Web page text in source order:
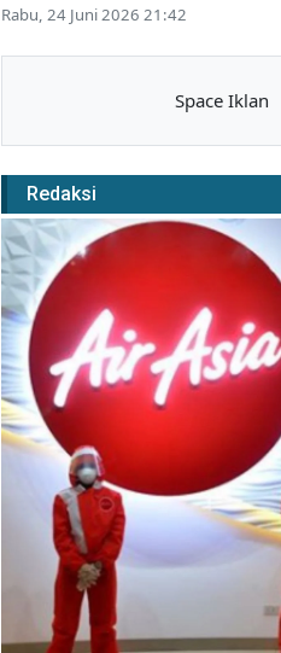
Rabu, 24 Juni 2026 21:42
Space Iklan
Redaksi